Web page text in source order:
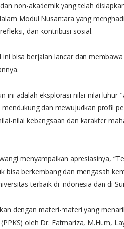
non-akademik yang telah
Modul Nusantara yang
dan kontribusi sosial.
bisa berjalan lancar dan
ini adalah eksplorasi nilai-nilai luhur
dan mewujudkan profil
nilai kebangsaan dan karakter
menyampaikan apresiasinya,
bisa berkembang dan mengasah
terbaik di Indonesia dan di
dengan materi-materi yang
oleh Dr. Fatmariza, M.Hum,